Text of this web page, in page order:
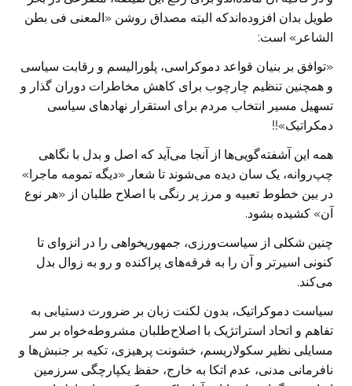
طویل بدان افزوده‌اندکه البته مصداق روشن «المعنی فی بطن
الشاعر» است:
«توافق بر بنیان قواعد دموکراسی، پلورالیسم و رقابت سیاسی
و همچنین تنظیم چارچوب برای کاهش مخاطرات دوران گذار و
تسهیل مسیر انتخاب مردم برای استقرار نهادهای سیاسی
دمکراتیک»!!
همه این آشفته‌گویی‌ها از آنجا می‌آید که اصل و بدل با نگاهی
چپ‌روانه، یک سان دیده می‌شوند تا شعار «دیگه تمومه ماجرا»
در بین خطوط تعبیه و مرز پر رنگی با اصلاح طلبان از «هر نوع
آن» کشیده بشود.
چنین شکلی از سیاست‌ورزی، جمهوریخواهی را در انزوای تا
کنونی اسیرتر و آن را به فرقه‌های پراکنده و رو به زوال بدل
می‌کند.
سیاست دموکراتیک، بدون لکنت زبان بر ضرورت دستیابی به
تفاهم و اتحاد استراتژیک با اصلاح‌طلبان مشروطه‌خواه بر سر
مسایلی نظیر سکولاریسم، خشونت پرهیزی، تکیه بر جنبش‌ها و
نافرمانی مدنی، عدم اتکا به خارج، حفظ یکپارچگی سرزمین